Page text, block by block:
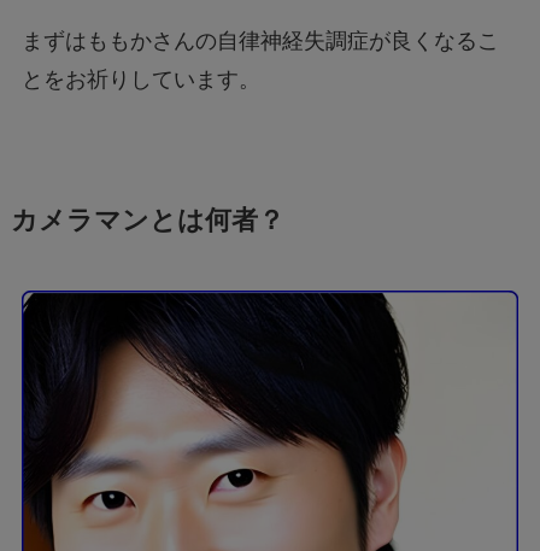
まずはももかさんの自律神経失調症が良くなるこ
とをお祈りしています。
カメラマンとは何者？